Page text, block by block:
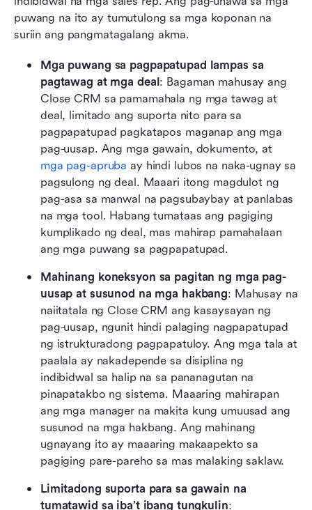
puwang na ito ay tumutulong sa mga koponan na
suriin ang pangmatagalang akma.
Mga puwang sa pagpapatupad lampas sa
pagtawag at mga deal : Bagaman mahusay ang
Close CRM sa pamamahala ng mga tawag at
deal, limitado ang suporta nito para sa
pagpapatupad pagkatapos maganap ang mga
pag-uusap. Ang mga gawain, dokumento, at
mga pag-apruba ay hindi lubos na naka-ugnay sa
pagsulong ng deal. Maaari itong magdulot ng
pag-asa sa manwal na pagsubaybay at panlabas
na mga tool. Habang tumataas ang pagiging
kumplikado ng deal, mas mahirap pamahalaan
ang mga puwang sa pagpapatupad.
Mahinang koneksyon sa pagitan ng mga pag-
uusap at susunod na mga hakbang: Mahusay na
naiitatala ng Close CRM ang kasaysayan ng
pag-uusap, ngunit hindi palaging nagpapatupad
ng istrukturadong pagpapatuloy. Ang mga tala at
paalala ay nakadepende sa disiplina ng
indibidwal sa halip na sa pananagutan na
pinapatakbo ng sistema. Maaaring mahirapan
ang mga manager na makita kung umuusad ang
susunod na mga hakbang. Ang mahinang
ugnayang ito ay maaaring makaapekto sa
pagiging pare-pareho sa mas malaking saklaw.
Limitadong suporta para sa gawain na
tumatawid sa iba’t ibang tungkulin: